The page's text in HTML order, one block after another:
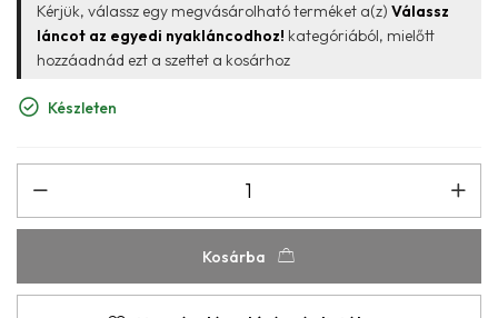
Kérjük, válassz egy megvásárolható terméket a(z) Válassz
láncot az egyedi nyakláncodhoz! kategóriából, mielőtt
hozzáadnád ezt a szettet a kosárhoz
Készleten
Kosárba